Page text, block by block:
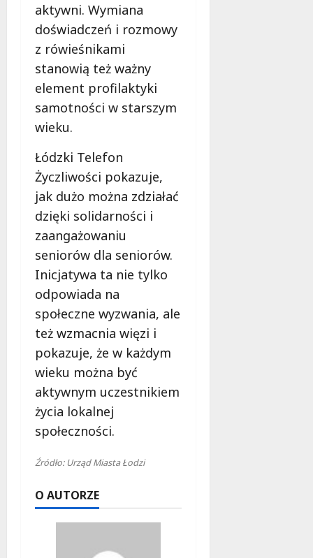
aktywni. Wymiana
doświadczeń i rozmowy
z rówieśnikami
stanowią też ważny
element profilaktyki
samotności w starszym
wieku.
Łódzki Telefon
Życzliwości pokazuje,
jak dużo można zdziałać
dzięki solidarności i
zaangażowaniu
seniorów dla seniorów.
Inicjatywa ta nie tylko
odpowiada na
społeczne wyzwania, ale
też wzmacnia więzi i
pokazuje, że w każdym
wieku można być
aktywnym uczestnikiem
życia lokalnej
społeczności.
Źródło: Urząd Miasta Łodzi
O AUTORZE